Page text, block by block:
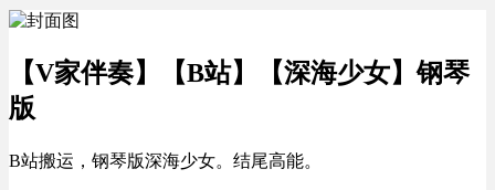
【V家伴奏】【B站】【深海少女】钢琴
版
B站搬运，钢琴版深海少女。结尾高能。